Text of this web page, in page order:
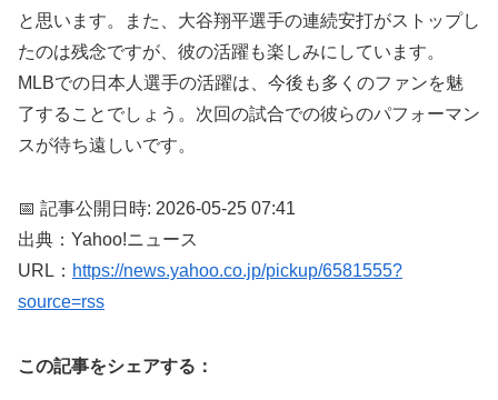
と思います。また、大谷翔平選手の連続安打がストップし
たのは残念ですが、彼の活躍も楽しみにしています。
MLBでの日本人選手の活躍は、今後も多くのファンを魅
了することでしょう。次回の試合での彼らのパフォーマン
スが待ち遠しいです。
📅 記事公開日時: 2026-05-25 07:41
出典：Yahoo!ニュース
URL： https://news.yahoo.co.jp/pickup/6581555?
source=rss
この記事をシェアする：